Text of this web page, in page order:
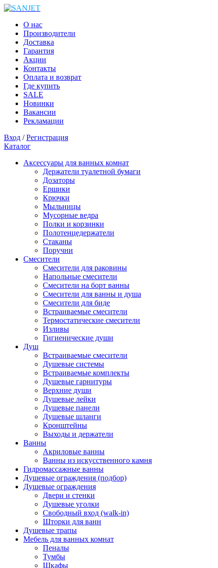
О нас
Производители
Доставка
Гарантия
Акции
Контакты
Оплата и возврат
Где купить
SALE
Новинки
Вакансии
Рекламации
Вход /Регистрация
Каталог
Аксессуары для ванных комнат
Держатели туалетной бумаги
Дозаторы
Ершики
Крючки
Мыльницы
Мусорные ведра
Полки и корзинки
Полотенцедержатели
Стаканы
Поручни
Смесители
Смесители для раковины
Напольные смесители
Смесители на борт ванны
Смесители для ванны и душа
Смесители для биде
Встраиваемые смесители
Термостатические смесители
Изливы
Гигиенические души
Душ
Встраиваемые смесители
Душевые системы
Встраиваемые комплекты
Душевые гарнитуры
Верхние души
Душевые лейки
Душевые панели
Душевые шланги
Кронштейны
Выходы и держатели
Ванны
Акриловые ванны
Ванны из искусственного камня
Гидромассажные ванны
Душевые ограждения (подбор)
Душевые ограждения
Двери и стенки
Душевые уголки
Свободный вход (walk-in)
Шторки для ванн
Душевые трапы
Мебель для ванных комнат
Пеналы
Тумбы
Шкафы